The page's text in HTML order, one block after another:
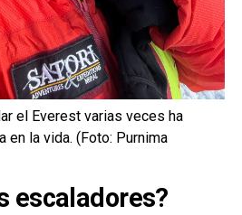
el Everest varias veces ha
en la vida. (Foto: Purnima
escaladores?